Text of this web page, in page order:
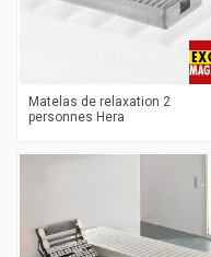
Matelas de relaxation 2
personnes Hera